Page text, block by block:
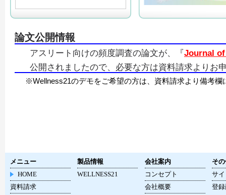
論文公開情報
アスリート向けの頻度調査の論文が、『Journal
公開されましたので、必要な方は資料請求よりお
※Wellness21のデモをご希望の方は、資料請求より備考
メニュー
HOME
資料請求
製品情報
WELLNESS21
会社案内
コンセプト
会社概要
そ
サ
登